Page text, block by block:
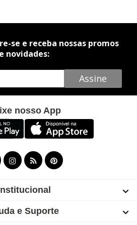
se e receba nossas promos
e novidades:
Assine
nosso App
e Suporte